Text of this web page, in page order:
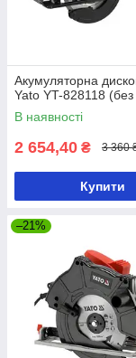
Акумуляторна
Yato YT-828118
В наявності
2 654,40 ₴ 3 360
Купити
–21%